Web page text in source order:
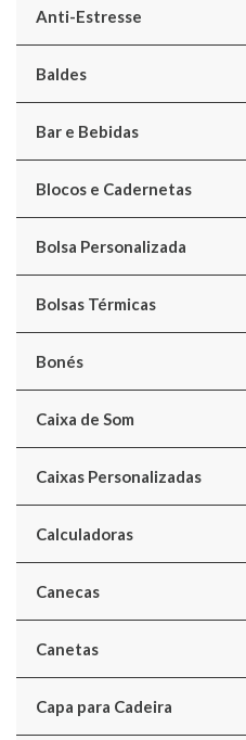
Anti-Estresse
Baldes
Bar e Bebidas
Blocos e Cadernetas
Bolsa Personalizada
Bolsas Térmicas
Bonés
Caixa de Som
Caixas Personalizadas
Calculadoras
Canecas
Canetas
Capa para Cadeira